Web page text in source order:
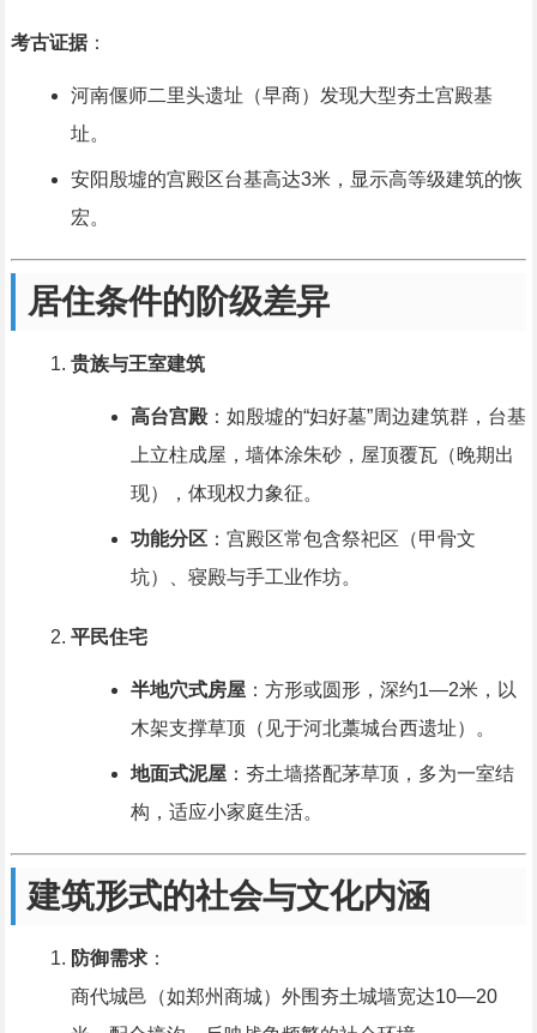
考古证据：
河南偃师二里头遗址（早商）发现大型夯土宫殿基
址。
安阳殷墟的宫殿区台基高达3米，显示高等级建筑的恢
宏。
居住条件的阶级差异
贵族与王室建筑
高台宫殿：如殷墟的“妇好墓”周边建筑群，台基
上立柱成屋，墙体涂朱砂，屋顶覆瓦（晚期出
现），体现权力象征。
功能分区：宫殿区常包含祭祀区（甲骨文
坑）、寝殿与手工业作坊。
平民住宅
半地穴式房屋：方形或圆形，深约1—2米，以
木架支撑草顶（见于河北藁城台西遗址）。
地面式泥屋：夯土墙搭配茅草顶，多为一室结
构，适应小家庭生活。
建筑形式的社会与文化内涵
防御需求：
商代城邑（如郑州商城）外围夯土城墙宽达10—20